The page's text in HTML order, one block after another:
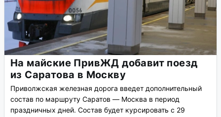
На майские ПривЖД добавит поезд
из Саратова в Москву
Приволжская железная дорога введет дополнительный
состав по маршруту Саратов — Москва в период
праздничных дней. Состав будет курсировать с 29